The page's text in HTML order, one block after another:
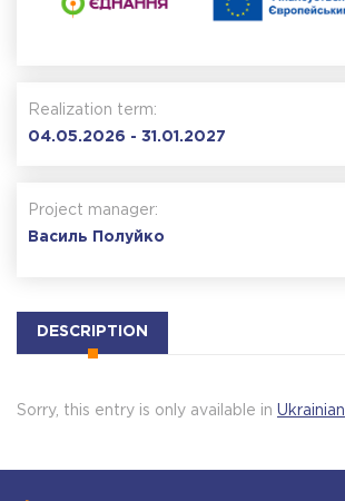
Realization term:
04.05.2026 - 31.01.2027
Project manager:
Василь Полуйко
DESCRIPTION
Sorry, this entry is only available in Ukrainian